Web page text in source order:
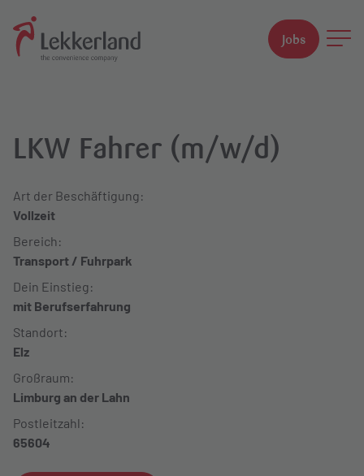
Suchen
Jobs
LKW Fahrer (m/w/d)
Art der Beschäftigung:
Vollzeit
Bereich:
Transport / Fuhrpark
Dein Einstieg:
mit Berufserfahrung
Standort:
Elz
Großraum:
Limburg an der Lahn
Postleitzahl:
65604